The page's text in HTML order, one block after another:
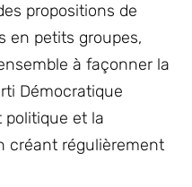
propositions de
en petits groupes,
à façonner la
Démocratique
politique et la
créant régulièrement